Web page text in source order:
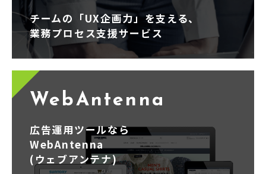
チームの「UX企画力」を支える、
業務プロセス支援サービス
WebAntenna
広告運用ツールなら
WebAntenna
(ウェブアンテナ)